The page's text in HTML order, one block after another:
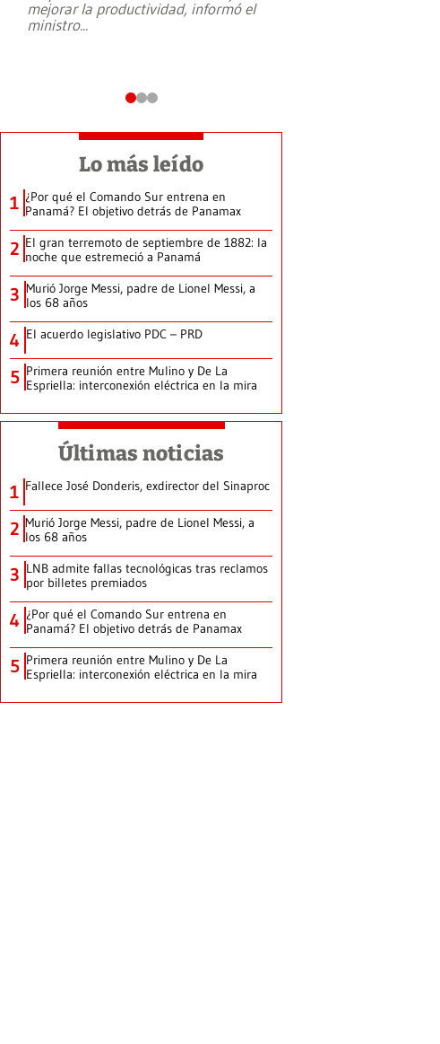
mejorar la productividad, informó el
ministro...
Lo más leído
1 ¿Por qué el Comando Sur entrena en
Panamá? El objetivo detrás de Panamax
2 El gran terremoto de septiembre de 1882: la
noche que estremeció a Panamá
3 Murió Jorge Messi, padre de Lionel Messi, a
los 68 años
4 El acuerdo legislativo PDC – PRD
5 Primera reunión entre Mulino y De La
Espriella: interconexión eléctrica en la mira
Últimas noticias
1 Fallece José Donderis, exdirector del Sinaproc
2 Murió Jorge Messi, padre de Lionel Messi, a
los 68 años
3 LNB admite fallas tecnológicas tras reclamos
por billetes premiados
4 ¿Por qué el Comando Sur entrena en
Panamá? El objetivo detrás de Panamax
5 Primera reunión entre Mulino y De La
Espriella: interconexión eléctrica en la mira